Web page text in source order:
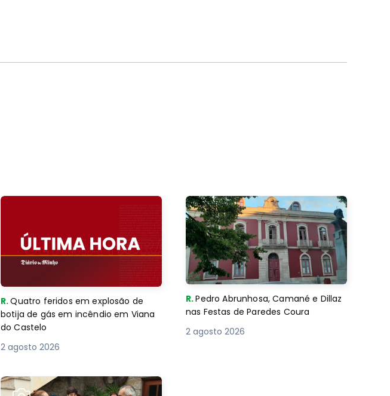
R.Quatro feridos em explosão de
botija de gás em incêndio em Viana
do Castelo
2 agosto 2026
R.Pedro Abrunhosa, Camané e Dillaz
nas Festas de Paredes Coura
2 agosto 2026